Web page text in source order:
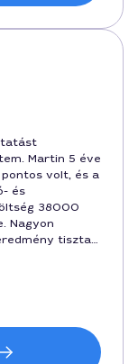
Martin 5 éve
volt, és a
és
38000
Nagyon
tiszta